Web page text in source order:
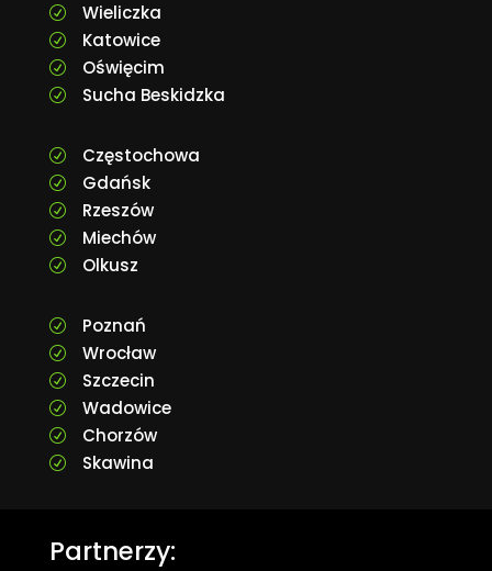
R Wieliczka
R Katowice
R Oświęcim
R Sucha Beskidzka
R Częstochowa
R Gdańsk
R Rzeszów
R Miechów
R Olkusz
R Poznań
R Wrocław
R Szczecin
R Wadowice
R Chorzów
R Skawina
Partnerzy: